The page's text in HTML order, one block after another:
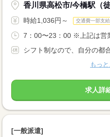
香川県高松市/今橋駅（徒
時給1,036円～ 交通費一部支給
7：00〜23：00 ※上記は営
シフト制なので、自分の都
もっ
求人詳
[一般派遣]